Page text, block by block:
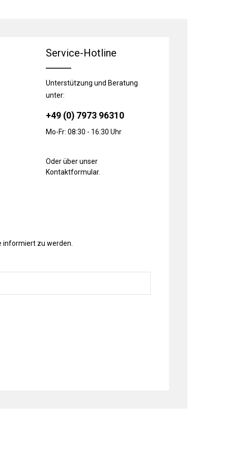
Service-Hotline
Unterstützung und Beratung
unter:
+49 (0) 7973 96310
Mo-Fr: 08:30 - 16:30 Uhr
Oder über unser
Kontaktformular.
informiert zu werden.